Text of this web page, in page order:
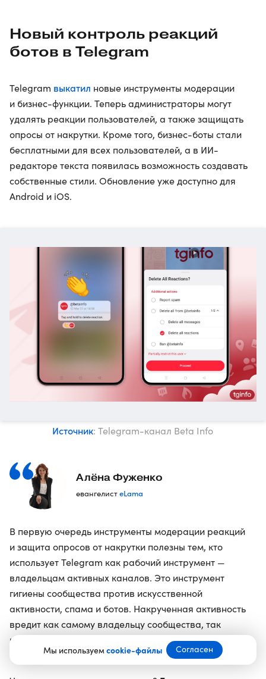
Мы используемcookie-файлы Согласен
Новый контроль реакций
ботов в Telegram
Telegram выкатил новые инструменты модерации
и бизнес-функции. Теперь администраторы могут
удалять реакции пользователей, а также защищать
опросы от накрутки. Кроме того, бизнес-боты стали
бесплатными для всех пользователей, а в ИИ-
редакторе текста появилась возможность создавать
собственные стили. Обновление уже доступно для
Android и iOS.
Источник: Telegram-канал Beta Info
Алёна Фуженко
евангелистeLama
В первую очередь инструменты модерации реакций
и защита опросов от накрутки полезны тем, кто
использует Telegram как рабочий инструмент —
владельцам активных каналов. Это инструмент
гигиены сообщества против искусственной
активности, спама и ботов. Накрученная активность
вредит как самому владельцу сообщества, так
и рекламодателям, потому что реальная картина
вовлеченности искажается.